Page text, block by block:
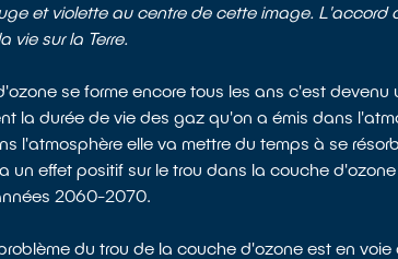
et violette au centre de cette image. L'accord
vie sur la Terre.
se forme encore tous les ans c'est devenu
la durée de vie des gaz qu'on a émis dans
l'atmosphère elle va mettre du temps à se
un effet positif sur le trou dans la couche
2060-2070.
du trou de la couche d'ozone est en